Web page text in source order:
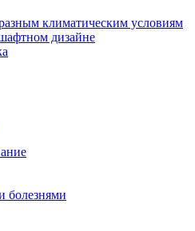
климатическим условиям
дизайне
болезнями